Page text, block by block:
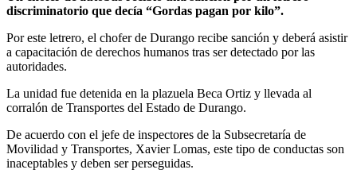
discriminatorio que decía “Gordas pagan por kilo”.
Por este letrero, el chofer de Durango recibe sanción y deberá asistir
a capacitación de derechos humanos tras ser detectado por las
autoridades.
La unidad fue detenida en la plazuela Beca Ortiz y llevada al
corralón de Transportes del Estado de Durango.
De acuerdo con el jefe de inspectores de la Subsecretaría de
Movilidad y Transportes, Xavier Lomas, este tipo de conductas son
inaceptables y deben ser perseguidas.